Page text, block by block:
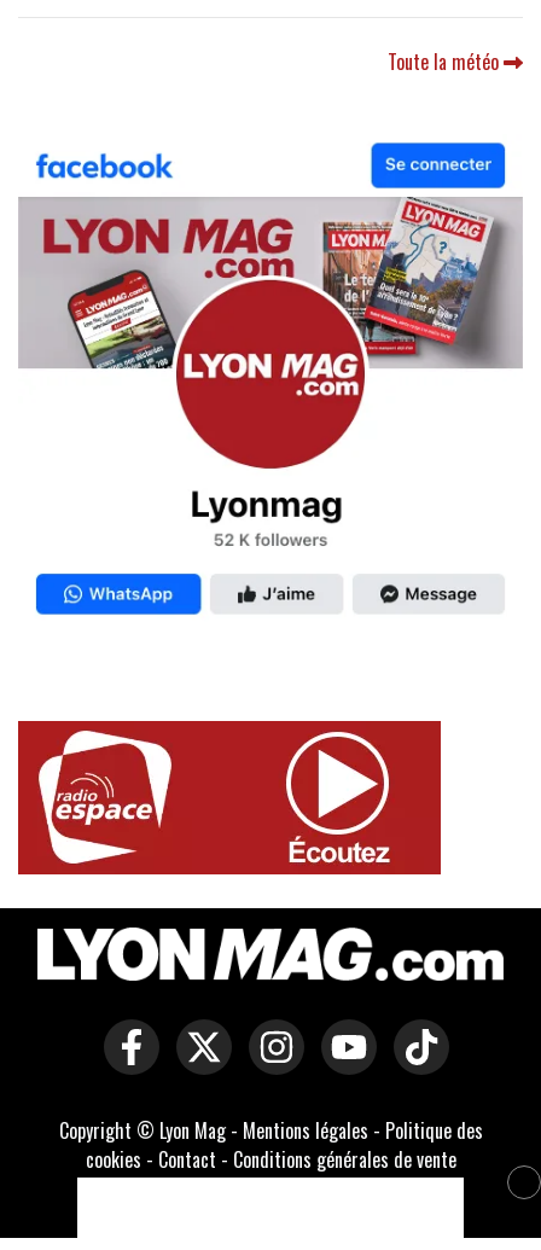
Toute la météo
Copyright © Lyon Mag - Mentions légales - Politique des
cookies - Contact - Conditions générales de vente